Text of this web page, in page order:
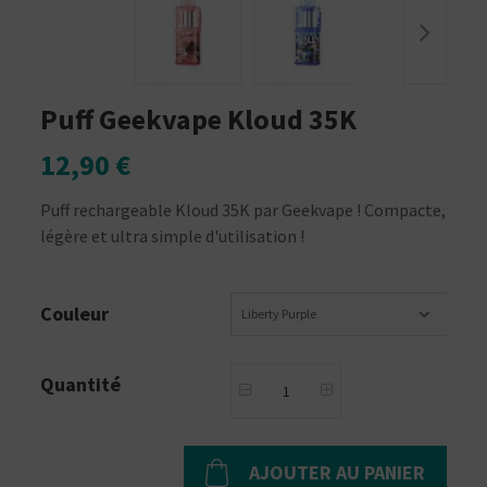
Puff Geekvape Kloud 35K
12,90 €
Puff rechargeable Kloud 35K par Geekvape ! Compacte,
légère et ultra simple d'utilisation !
Couleur Liberty Purple
Quantité
AJOUTER AU PANIER